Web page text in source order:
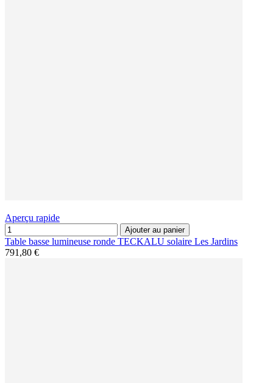
Aperçu rapide
Ajouter au panier
Table basse lumineuse ronde TECKALU solaire Les Jardins
791,80 €